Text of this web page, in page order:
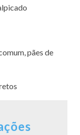
pães de